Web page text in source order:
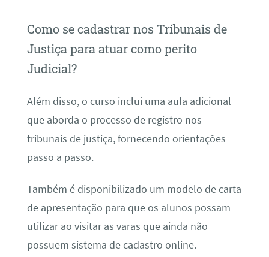
Como se cadastrar nos Tribunais de
Justiça para atuar como perito
Judicial?
Além disso, o curso inclui uma aula adicional
que aborda o processo de registro nos
tribunais de justiça, fornecendo orientações
passo a passo.
Também é disponibilizado um modelo de carta
de apresentação para que os alunos possam
utilizar ao visitar as varas que ainda não
possuem sistema de cadastro online.